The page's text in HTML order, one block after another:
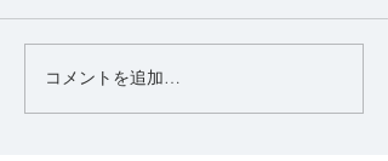
コメントを追加…